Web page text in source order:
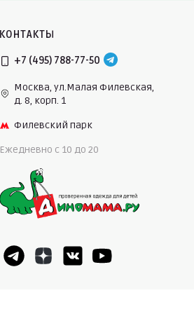
КОНТАКТЫ
+7 (495) 788-77-50
Москва, ул.Малая Филевская,
д. 8, корп. 1
Филевский парк
Ежедневно c 10 до 20